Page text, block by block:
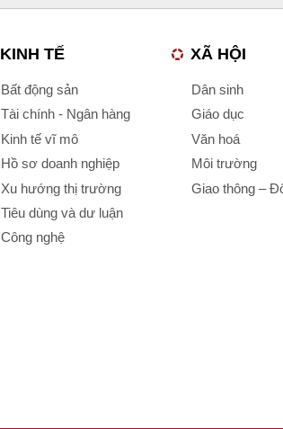
KINH TẾ
Bất động sản
Tài chính - Ngân hàng
Kinh tế vĩ mô
Hồ sơ doanh nghiệp
Xu hướng thị trường
Tiêu dùng và dư luận
Công nghệ
XÃ HỘI
Dân sinh
Giáo dục
Văn hoá
Môi trường
Giao thông –